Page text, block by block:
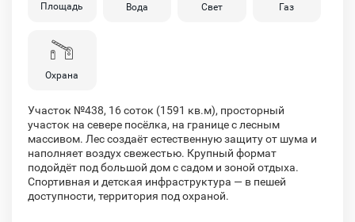
Площадь
Вода Свет Газ
Охрана
Участок №438, 16 соток (1591 кв.м), просторный
участок на севере посёлка, на границе с лесным
массивом. Лес создаёт естественную защиту от шума и
наполняет воздух свежестью. Крупный формат
подойдёт под большой дом с садом и зоной отдыха.
Спортивная и детская инфраструктура — в пешей
доступности, территория под охраной.